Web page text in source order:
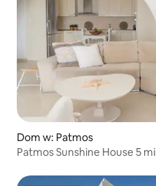
Dom w: Patmos
Patmos Sunshine House 5